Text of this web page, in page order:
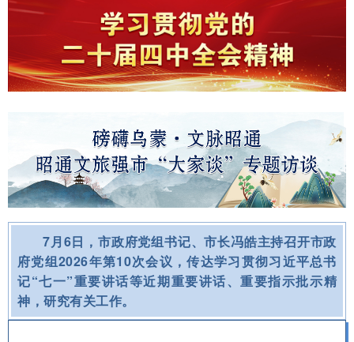
7月6日，市政府党组书记、市长冯皓主持召开市政
府党组2026年第10次会议，传达学习贯彻习近平总书
记“七一”重要讲话等近期重要讲话、重要指示批示精
神，研究有关工作。